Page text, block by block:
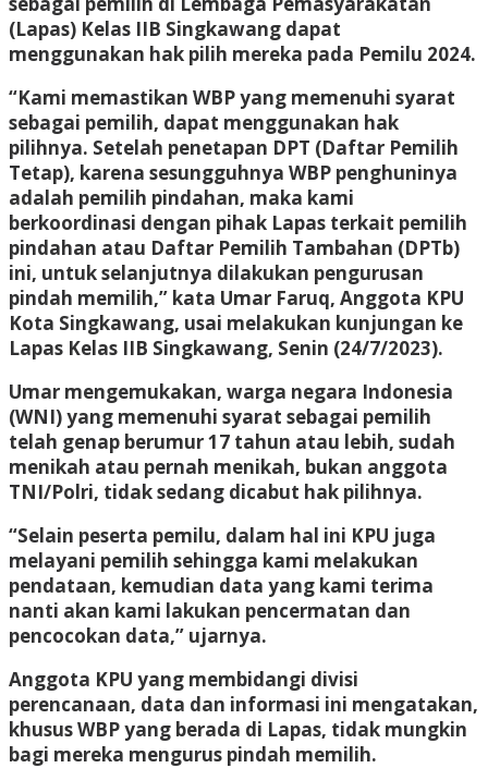
(Lapas) Kelas IIB Singkawang dapat
menggunakan hak pilih mereka pada Pemilu 2024.
“Kami memastikan WBP yang memenuhi syarat
sebagai pemilih, dapat menggunakan hak
pilihnya. Setelah penetapan DPT (Daftar Pemilih
Tetap), karena sesungguhnya WBP penghuninya
adalah pemilih pindahan, maka kami
berkoordinasi dengan pihak Lapas terkait pemilih
pindahan atau Daftar Pemilih Tambahan (DPTb)
ini, untuk selanjutnya dilakukan pengurusan
pindah memilih,” kata Umar Faruq, Anggota KPU
Kota Singkawang, usai melakukan kunjungan ke
Lapas Kelas IIB Singkawang, Senin (24/7/2023).
Umar mengemukakan, warga negara Indonesia
(WNI) yang memenuhi syarat sebagai pemilih
telah genap berumur 17 tahun atau lebih, sudah
menikah atau pernah menikah, bukan anggota
TNI/Polri, tidak sedang dicabut hak pilihnya.
“Selain peserta pemilu, dalam hal ini KPU juga
melayani pemilih sehingga kami melakukan
pendataan, kemudian data yang kami terima
nanti akan kami lakukan pencermatan dan
pencocokan data,” ujarnya.
Anggota KPU yang membidangi divisi
perencanaan, data dan informasi ini mengatakan,
khusus WBP yang berada di Lapas, tidak mungkin
bagi mereka mengurus pindah memilih.